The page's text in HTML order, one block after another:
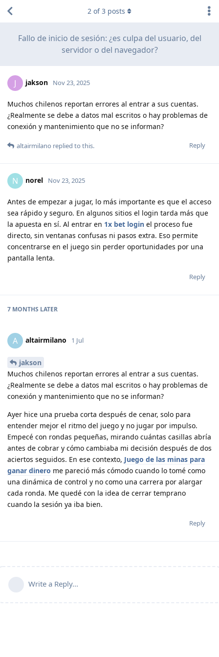
Fallo de inicio de sesión: ¿es culpa del usuario, del
servidor o del navegador?
2 of3 posts
J jakson Nov 23, 2025
Muchos chilenos reportan errores al entrar a sus cuentas.
¿Realmente se debe a datos mal escritos o hay problemas de
conexión y mantenimiento que no se informan?
Reply
altairmilano replied to this.
N norel Nov 23, 2025
Antes de empezar a jugar, lo más importante es que el acceso
sea rápido y seguro. En algunos sitios el login tarda más que
la apuesta en sí. Al entrar en 1x bet login el proceso fue
directo, sin ventanas confusas ni pasos extra. Eso permite
concentrarse en el juego sin perder oportunidades por una
pantalla lenta.
Reply
7 MONTHS LATER
A altairmilano 1 Jul
jakson
Muchos chilenos reportan errores al entrar a sus cuentas.
¿Realmente se debe a datos mal escritos o hay problemas de
conexión y mantenimiento que no se informan?
Ayer hice una prueba corta después de cenar, solo para
entender mejor el ritmo del juego y no jugar por impulso.
Empecé con rondas pequeñas, mirando cuántas casillas abría
antes de cobrar y cómo cambiaba mi decisión después de dos
aciertos seguidos. En ese contexto, Juego de las minas para
ganar dinero me pareció más cómodo cuando lo tomé como
una dinámica de control y no como una carrera por alargar
cada ronda. Me quedé con la idea de cerrar temprano
cuando la sesión ya iba bien.
Reply
Write a Reply...